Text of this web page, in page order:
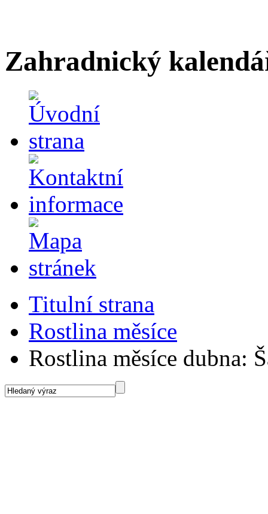
Zahradnický
Titulní strana
Rostlina měsíce
Rostlina měsíce dubna: